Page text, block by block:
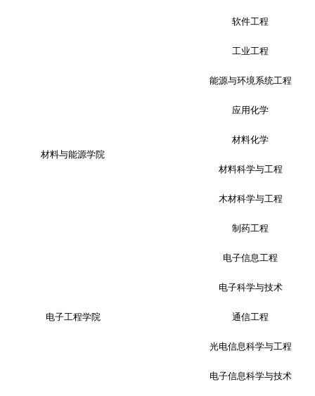
软件工程
工业工程
材料与能源学院
能源与环境系统工程
应用化学
材料化学
材料科学与工程
木材科学与工程
制药工程
电子工程学院
电子信息工程
电子科学与技术
通信工程
光电信息科学与工程
电子信息科学与技术